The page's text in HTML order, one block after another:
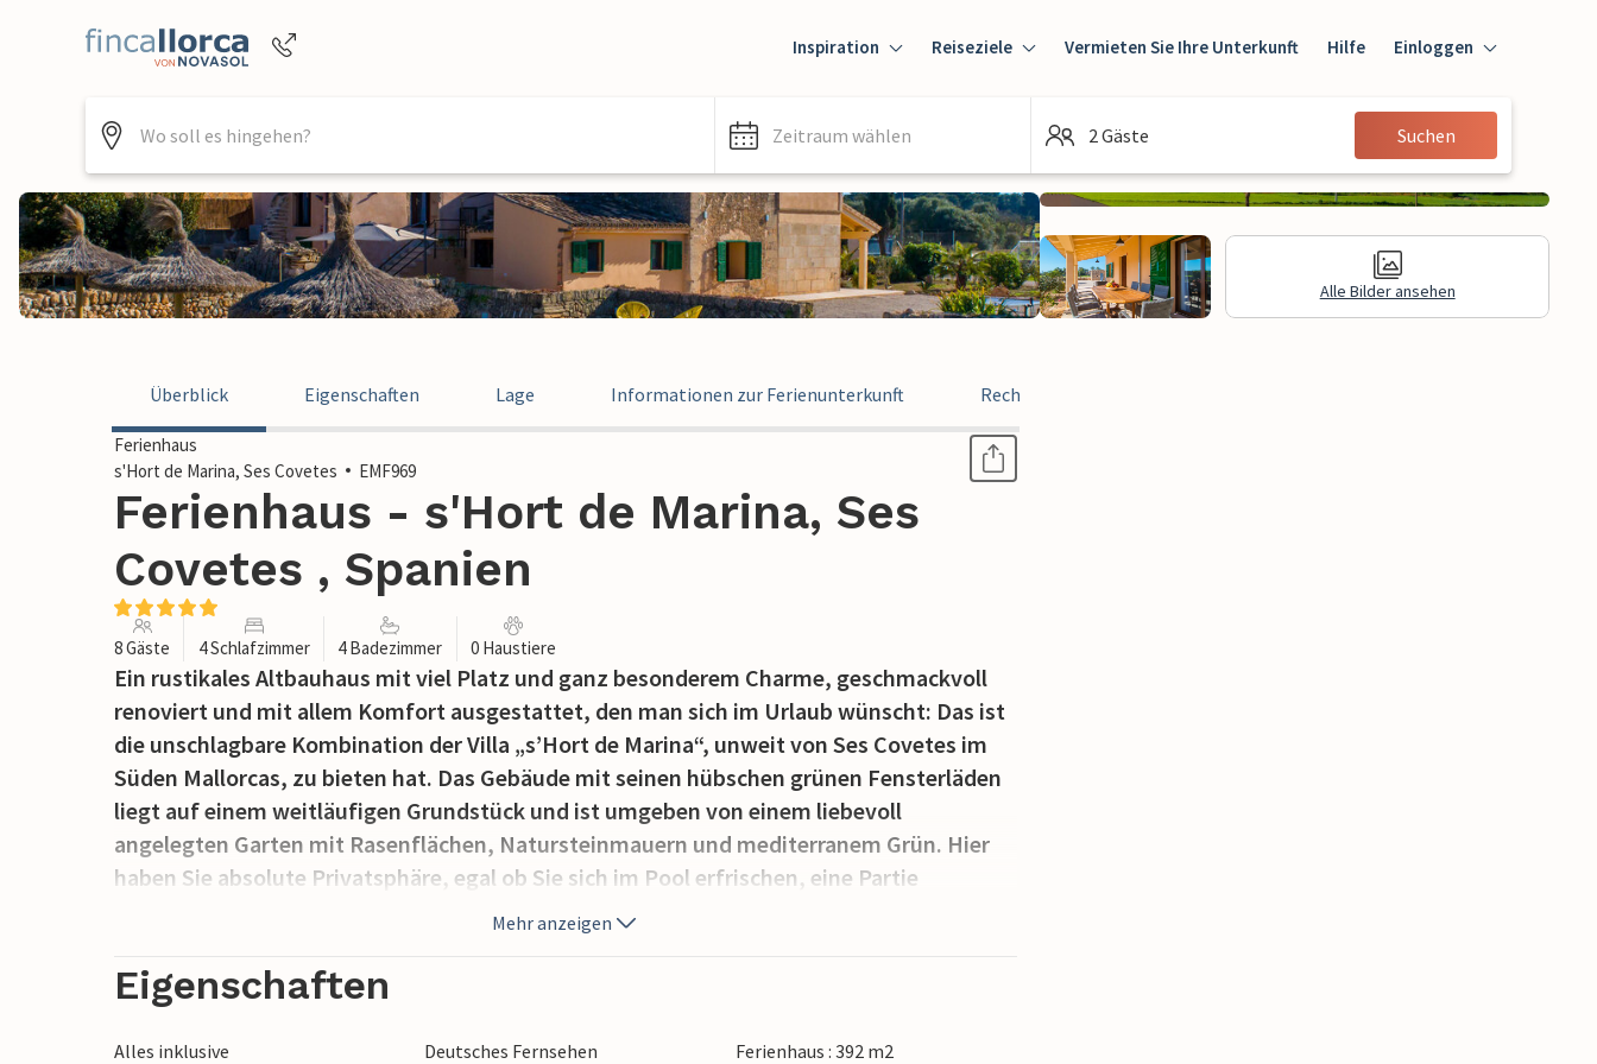
+4952144818470
Inspiration Reiseziele Vermieten Sie Ihre Unterkunft Hilfe Einloggen
Einloggen
Gast
Zeitraum wählen 2 Gäste Suchen
Alle Bilder ansehen
Überblick Eigenschaften Lage Informationen zur Ferienunterkunft Rechtliche Informationen
Ferienhaus
s'Hort de Marina, Ses Covetes
EMF969
Ferienhaus - s'Hort de Marina, Ses
Covetes , Spanien
8 Gäste 4 Schlafzimmer 4 Badezimmer 0 Haustiere
Ein rustikales Altbauhaus mit viel Platz und ganz besonderem Charme, geschmackvoll
renoviert und mit allem Komfort ausgestattet, den man sich im Urlaub wünscht: Das ist
die unschlagbare Kombination der Villa „s’Hort de Marina“, unweit von Ses Covetes im
Süden Mallorcas, zu bieten hat. Das Gebäude mit seinen hübschen grünen Fensterläden
liegt auf einem weitläufigen Grundstück und ist umgeben von einem liebevoll
angelegten Garten mit Rasenflächen, Natursteinmauern und mediterranem Grün. Hier
haben Sie absolute Privatsphäre, egal ob Sie sich im Pool erfrischen, eine Partie
Tischtennis spielen oder sich bei einer Partie Fußball oder Volleyball austoben möchten.
Aber auch für süßes Nichtstun finden Sie beste Voraussetzungen: Wie wäre es zum
Beispiel mit einer Siesta auf einer der bequemen Liegen am Pool, einem kühlen Getränk
und einem leckeren Snack an einem der großen Esstische auf den verschiedenen,
teilweise überdachten Terrassen , oder ein gutes Buch in einem der sanft wiegenden
Mehr anzeigen
Eigenschaften
Alles inklusive Deutsches Fernsehen
Ferienhaus : 392 m2